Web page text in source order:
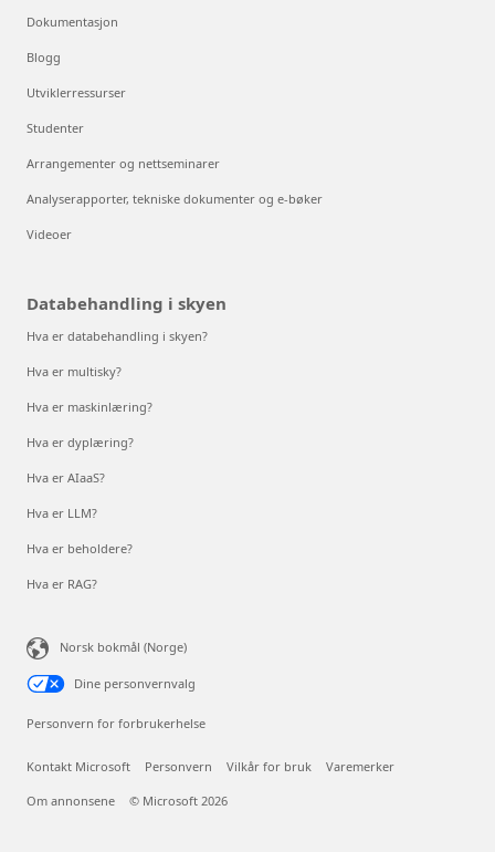
Dokumentasjon
Blogg
Utviklerressurser
Studenter
Arrangementer og nettseminarer
Analyserapporter, tekniske dokumenter og e-bøker
Videoer
Databehandling i skyen
Hva er databehandling i skyen?
Hva er multisky?
Hva er maskinlæring?
Hva er dyplæring?
Hva er AIaaS?
Hva er LLM?
Hva er beholdere?
Hva er RAG?
Norsk bokmål (Norge)
Dine personvernvalg
Personvern for forbrukerhelse
Kontakt Microsoft Personvern Vilkår for bruk Varemerker
Om annonsene © Microsoft 2026